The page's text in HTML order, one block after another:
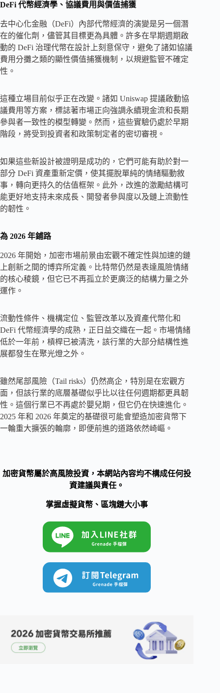
DeFi 代幣經濟學、協議費用與價值捕獲
去中心化金融（DeFi）內部代幣經濟的演變是另一個潛
在的催化劑，儘管其目標更為具體。許多在早期週期啟
動的 DeFi 治理代幣在設計上刻意保守，避免了諸如協議
費用分攤之類的顯性價值捕獲機制，以規避監管不確定
性。
這種立場目前似乎正在改變。諸如 Uniswap 提議啟動協
議費用等方案，標誌著市場正向強調永續現金流和長期
參與者一致性的模型轉變。然而，這些實驗仍處於早期
階段，將受到投資者和政策制定者的密切審視。
如果這些新設計被證明是成功的，它們可能有助於對一
部分 DeFi 資產重新定價，使其擺脫單純的情緒驅動敘
事，轉向更持久的估值框架。此外，改進的激勵結構可
能更好地支持未來成長、開發者參與度以及鏈上流動性
的韌性。
為 2026 年鋪路
2026 年開始，加密市場前景由宏觀不確定性與加速的鏈
上創新之間的博弈所定義。比特幣仍然是表達風險情緒
的核心稜鏡，但它已不再孤立於更廣泛的結構力量之外
運作。
流動性條件、機構定位、監管改革以及資產代幣化和
DeFi 代幣經濟學的成熟，正日益交織在一起。市場情緒
低於一年前，槓桿已被清洗，該行業的大部分結構性進
展都發生在聚光燈之外。
雖然尾部風險（Tail risks）仍然高企，特別是在宏觀方
面，但該行業的底層基礎似乎比以往任何週期都更具韌
性。這個行業已不再處於嬰兒期，但它仍在快速進化。
2025 年和 2026 年奠定的基礎很可能會塑造加密貨幣下
一輪重大擴張的輪廓，即便前進的道路依然崎嶇。
加密貨幣屬於高風險投資，本網站內容均不構成任何投
資建議與責任。
掌握虛擬貨幣、區塊鏈大小事